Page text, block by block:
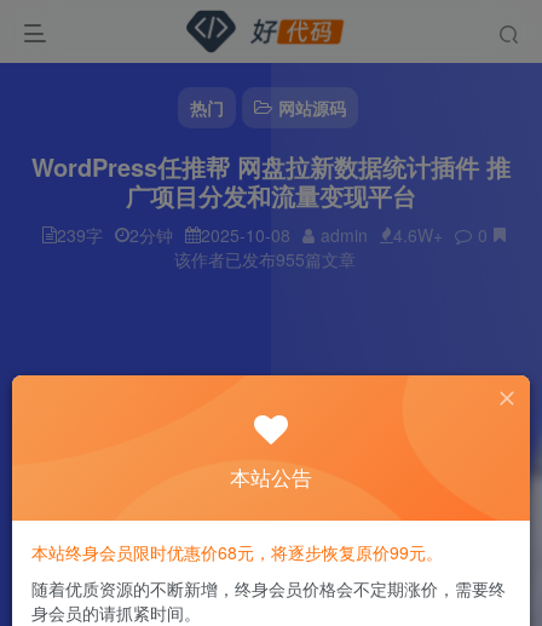
热门 网站源码
WordPress任推帮 网盘拉新数据统计插件 推
广项目分发和流量变现平台
239字 2分钟 2025-10-08 admin 4.6W+
0
该作者已发布955篇文章
本站公告
本站终身会员限时优惠价68元，将逐步恢复原价99元。
随着优质资源的不断新增，终身会员价格会不定期涨价，需要终
身会员的请抓紧时间。